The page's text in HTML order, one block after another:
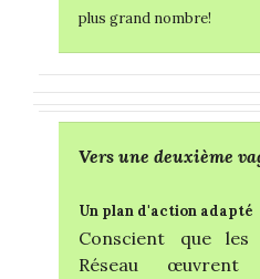
plus grand nombre!
Vers une deuxième
Un plan d'action adapté
Conscient que
Réseau